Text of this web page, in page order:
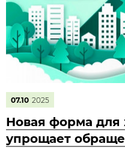
07.10 2025
Новая форма
упрощает